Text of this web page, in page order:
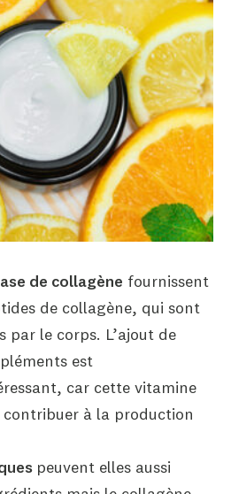
de collagène fournissent
de collagène, qui sont
par le corps. L’ajout de
est
car cette vitamine
à la production
peuvent elles aussi